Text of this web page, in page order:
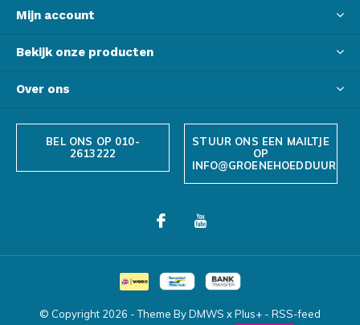
Mijn account
Bekijk onze producten
Over ons
BEL ONS OP 010-
2613222
STUUR ONS EEN MAILTJE
OP
© Copyright 2026 - Theme ByDMWS xPlus+ - RSS-feed